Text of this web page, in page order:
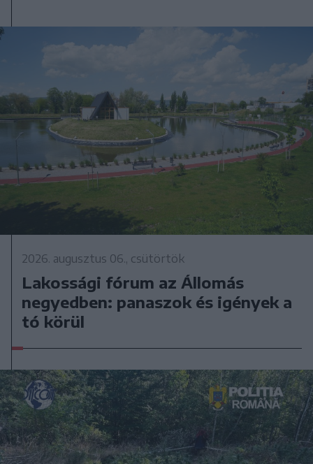
2026. augusztus 06., csütörtök
Lakossági fórum az Állomás
negyedben: panaszok és igények a
tó körül